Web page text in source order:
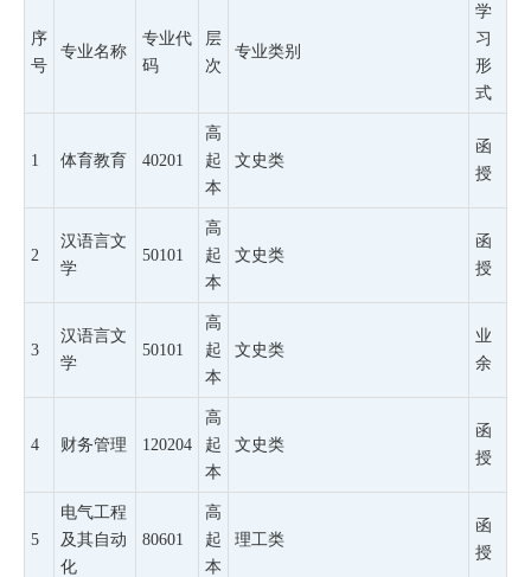
序
号
专业名称
专业代
码
层
次
专业类别
学
习
形
式
1 体育教育 40201
高
起
本
文史类
函
授
2
汉语言文
学
50101
高
起
本
文史类
函
授
3
汉语言文
学
50101
高
起
本
文史类
业
余
4 财务管理 120204
高
起
本
文史类
函
授
5
电气工程
及其自动
化
80601
高
起
本
理工类
函
授